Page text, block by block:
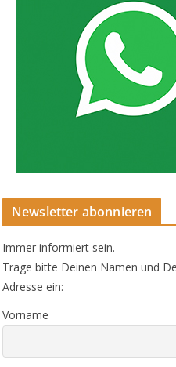
Newsletter abonnieren
Immer informiert sein.
Trage bitte Deinen Namen und
Adresse ein:
Vorname